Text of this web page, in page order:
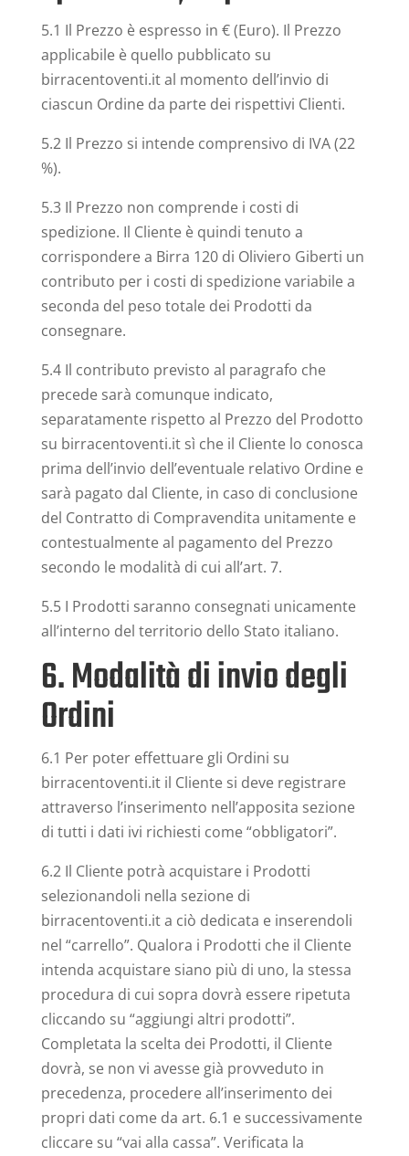
5.1 Il Prezzo è espresso in € (Euro). Il Prezzo
applicabile è quello pubblicato su
birracentoventi.it al momento dell’invio di
ciascun Ordine da parte dei rispettivi Clienti.
5.2 Il Prezzo si intende comprensivo di IVA (22
%).
5.3 Il Prezzo non comprende i costi di
spedizione. Il Cliente è quindi tenuto a
corrispondere a Birra 120 di Oliviero Giberti un
contributo per i costi di spedizione variabile a
seconda del peso totale dei Prodotti da
consegnare.
5.4 Il contributo previsto al paragrafo che
precede sarà comunque indicato,
separatamente rispetto al Prezzo del Prodotto
su birracentoventi.it sì che il Cliente lo conosca
prima dell’invio dell’eventuale relativo Ordine e
sarà pagato dal Cliente, in caso di conclusione
del Contratto di Compravendita unitamente e
contestualmente al pagamento del Prezzo
secondo le modalità di cui all’art. 7.
5.5 I Prodotti saranno consegnati unicamente
all’interno del territorio dello Stato italiano.
6. Modalità di invio degli
Ordini
6.1 Per poter effettuare gli Ordini su
birracentoventi.it il Cliente si deve registrare
attraverso l’inserimento nell’apposita sezione
di tutti i dati ivi richiesti come “obbligatori”.
6.2 Il Cliente potrà acquistare i Prodotti
selezionandoli nella sezione di
birracentoventi.it a ciò dedicata e inserendoli
nel “carrello”. Qualora i Prodotti che il Cliente
intenda acquistare siano più di uno, la stessa
procedura di cui sopra dovrà essere ripetuta
cliccando su “aggiungi altri prodotti”.
Completata la scelta dei Prodotti, il Cliente
dovrà, se non vi avesse già provveduto in
precedenza, procedere all’inserimento dei
propri dati come da art. 6.1 e successivamente
cliccare su “vai alla cassa”. Verificata la